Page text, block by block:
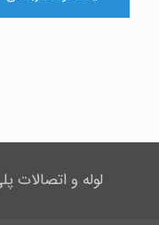
لوله و اتصالات